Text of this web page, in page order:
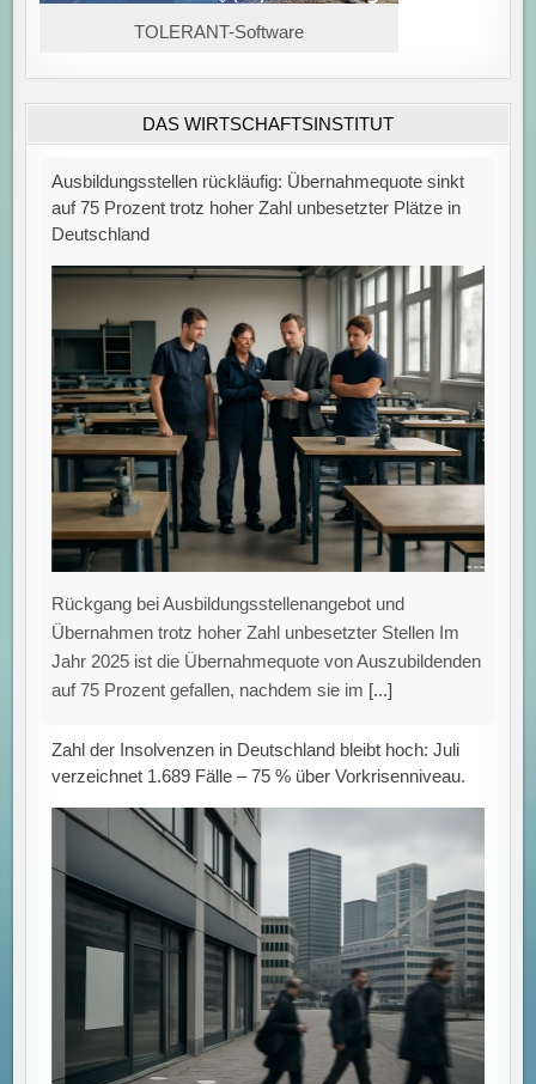
TOLERANT-Software
DAS WIRTSCHAFTSINSTITUT
Ausbildungsstellen rückläufig: Übernahmequote sinkt
auf 75 Prozent trotz hoher Zahl unbesetzter Plätze in
Deutschland
Rückgang bei Ausbildungsstellenangebot und
Übernahmen trotz hoher Zahl unbesetzter Stellen Im
Jahr 2025 ist die Übernahmequote von Auszubildenden
auf 75 Prozent gefallen, nachdem sie im [...]
Zahl der Insolvenzen in Deutschland bleibt hoch: Juli
verzeichnet 1.689 Fälle – 75 % über Vorkrisenniveau.